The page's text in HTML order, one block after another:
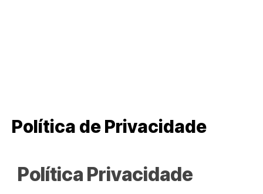
Política de Privacidade
Política Privacidade